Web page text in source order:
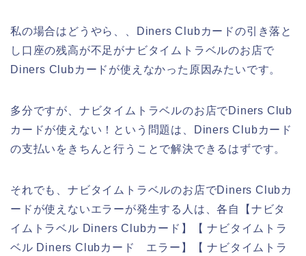
私の場合はどうやら、、Diners Clubカードの引き落と
し口座の残高が不足がナビタイムトラベルのお店で
Diners Clubカードが使えなかった原因みたいです。
多分ですが、ナビタイムトラベルのお店でDiners Club
カードが使えない！という問題は、Diners Clubカード
の支払いをきちんと行うことで解決できるはずです。
それでも、ナビタイムトラベルのお店でDiners Clubカ
ードが使えないエラーが発生する人は、各自【ナビタ
イムトラベル Diners Clubカード】【 ナビタイムトラ
ベル Diners Clubカード エラー】【 ナビタイムトラ